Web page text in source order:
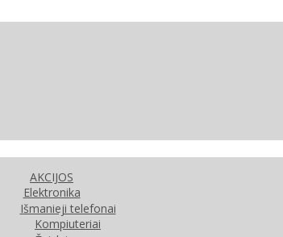
AKCIJOS
Elektronika
Išmanieji telefonai
Kompiuteriai